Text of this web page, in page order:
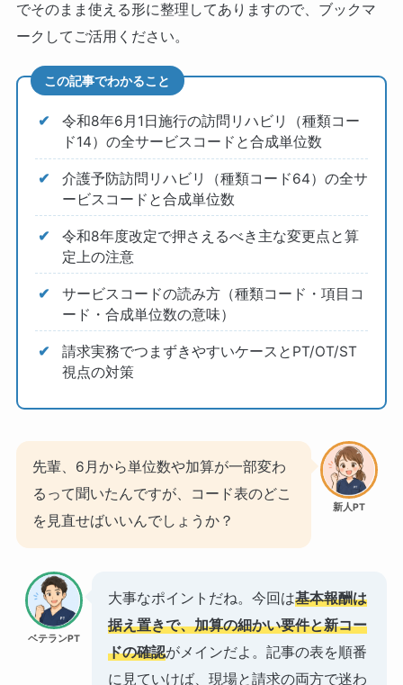
でそのまま使える形に整理してありますので、ブックマ
ークしてご活用ください。
この記事でわかること
令和8年6月1日施行の訪問リハビリ（種類コー
ド14）の全サービスコードと合成単位数
介護予防訪問リハビリ（種類コード64）の全サ
ービスコードと合成単位数
令和8年度改定で押さえるべき主な変更点と算
定上の注意
サービスコードの読み方（種類コード・項目コ
ード・合成単位数の意味）
請求実務でつまずきやすいケースとPT/OT/ST
視点の対策
新人PT
先輩、6月から単位数や加算が一部変わ
るって聞いたんですが、コード表のどこ
を見直せばいいんでしょうか？
ベテランPT
大事なポイントだね。今回は基本報酬は
据え置きで、加算の細かい要件と新コー
ドの確認がメインだよ。記事の表を順番
に見ていけば、現場と請求の両方で迷わ